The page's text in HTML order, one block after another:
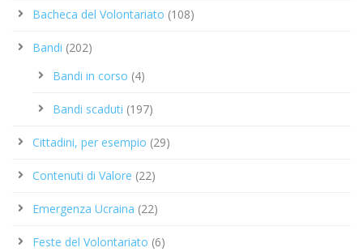
Bacheca del Volontariato (108)
Bandi (202)
Bandi in corso (4)
Bandi scaduti (197)
Cittadini, per esempio (29)
Contenuti di Valore (22)
Emergenza Ucraina (22)
Feste del Volontariato (6)